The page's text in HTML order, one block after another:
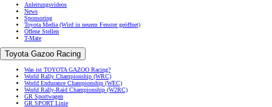
Anleitungsvideos
News
Sponsoring
Toyota Media (Wird in neuem Fenster geöffnet)
Offene Stellen
T-Mate
Toyota Gazoo Racing
Was ist TOYOTA GAZOO Racing?
World Rally Championship (WRC)
World Endurance Championship (WEC)
World Rally-Raid Championship (W2RC)
GR Sportwagen
GR SPORT Linie